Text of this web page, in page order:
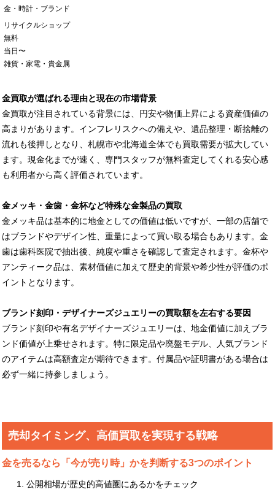
金・時計・ブランド
リサイクルショップ
無料
当日〜
雑貨・家電・貴金属
金買取が選ばれる理由と現在の市場背景
金買取が注目されている背景には、円安や物価上昇による資産価値の
高まりがあります。インフレリスクへの備えや、遺品整理・断捨離の
流れも後押しとなり、札幌市や北海道全体でも買取需要が拡大してい
ます。現金化までが速く、専門スタッフが無料査定してくれる安心感
も利用者から高く評価されています。
金メッキ・金歯・金杯など特殊な金製品の買取
金メッキ品は基本的に地金としての価値は低いですが、一部の店舗で
はブランドやデザイン性、重量によって買い取る場合もあります。金
歯は歯科医院で抽出後、純度や重さを確認して査定されます。金杯や
アンティーク品は、素材価値に加えて歴史的背景や希少性が評価のポ
イントとなります。
ブランド刻印・デザイナーズジュエリーの買取額を左右する要因
ブランド刻印や有名デザイナーズジュエリーは、地金価値に加えブラ
ンド価値が上乗せされます。特に限定品や廃盤モデル、人気ブランド
のアイテムは高額査定が期待できます。付属品や証明書がある場合は
必ず一緒に持参しましょう。
売却タイミング、高価買取を実現する戦略
金を売るなら「今が売り時」かを判断する3つのポイント
公開相場が歴史的高値圏にあるかをチェック